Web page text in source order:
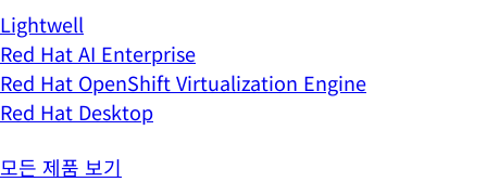
Lightwell
Red Hat AI Enterprise
Red Hat OpenShift Virtualization Engine
Red Hat Desktop
모든 제품 보기